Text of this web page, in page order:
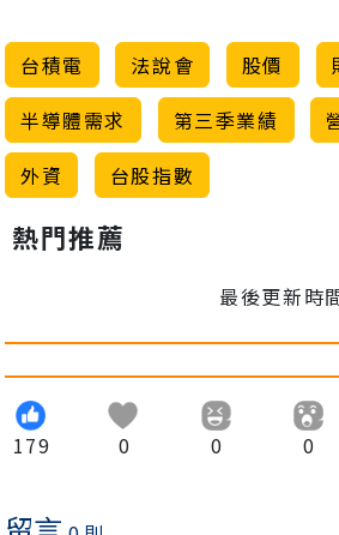
台積電 法說會 股價
半導體需求
第三季業績
外資
台股指數
熱門推薦
最後更新時
179 0 0 0